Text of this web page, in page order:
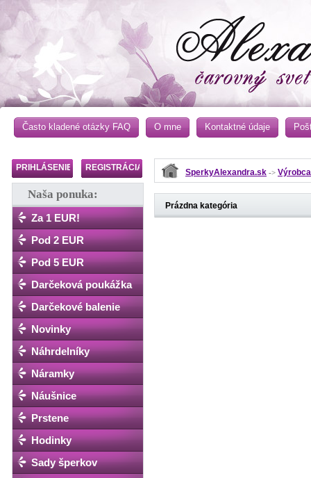
Často kladené otázky FAQ O mne Kontaktné údaje
PRIHLÁSENIE REGISTRÁCIA
Naša ponuka:
Za 1 EUR!
Pod 2 EUR
Pod 5 EUR
Darčeková poukážka
Darčekové balenie
Novinky
Náhrdelníky
Náramky
Náušnice
Prstene
Hodinky
Sady šperkov
SperkyAlexandra.sk ->
Prázdna kategória